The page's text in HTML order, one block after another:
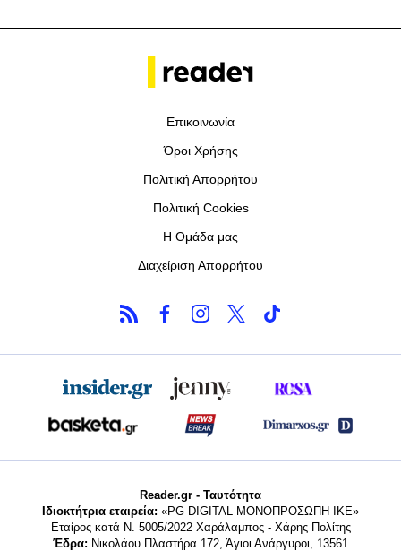
Επικοινωνία
Όροι Χρήσης
Πολιτική Απορρήτου
Πολιτική Cookies
Η Ομάδα μας
Διαχείριση Απορρήτου
Reader.gr - Ταυτότητα
Ιδιοκτήτρια εταιρεία: «PG DIGITAL MONΟΠΡΟΣΩΠΗ ΙΚΕ»
Εταίρος κατά Ν. 5005/2022 Χαράλαμπος - Χάρης Πολίτης
Έδρα: Νικολάου Πλαστήρα 172, Άγιοι Ανάργυροι, 13561